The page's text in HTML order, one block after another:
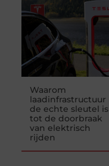
Waarom
laadinfrastructuur
de echte sleutel is
tot de doorbraak
van elektrisch
rijden